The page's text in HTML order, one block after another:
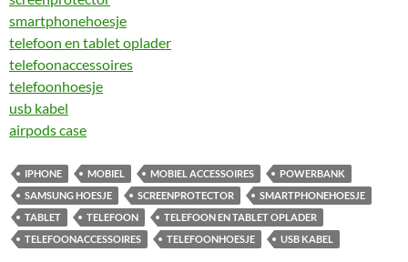
smartphonehoesje
telefoon en tablet oplader
telefoonaccessoires
telefoonhoesje
usb kabel
airpods case
IPHONE MOBIEL MOBIEL ACCESSOIRES
POWERBANK
SAMSUNG HOESJE
SCREENPROTECTOR
SMARTPHONEHOESJE
TABLET
TELEFOON
TELEFOON EN TABLET OPLADER
TELEFOONACCESSOIRES
TELEFOONHOESJE USB KABEL